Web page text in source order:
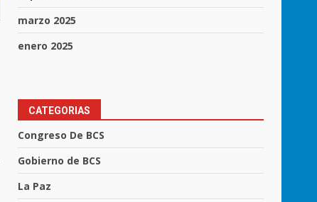
marzo 2025
enero 2025
CATEGORIAS
Congreso De BCS
Gobierno de BCS
La Paz